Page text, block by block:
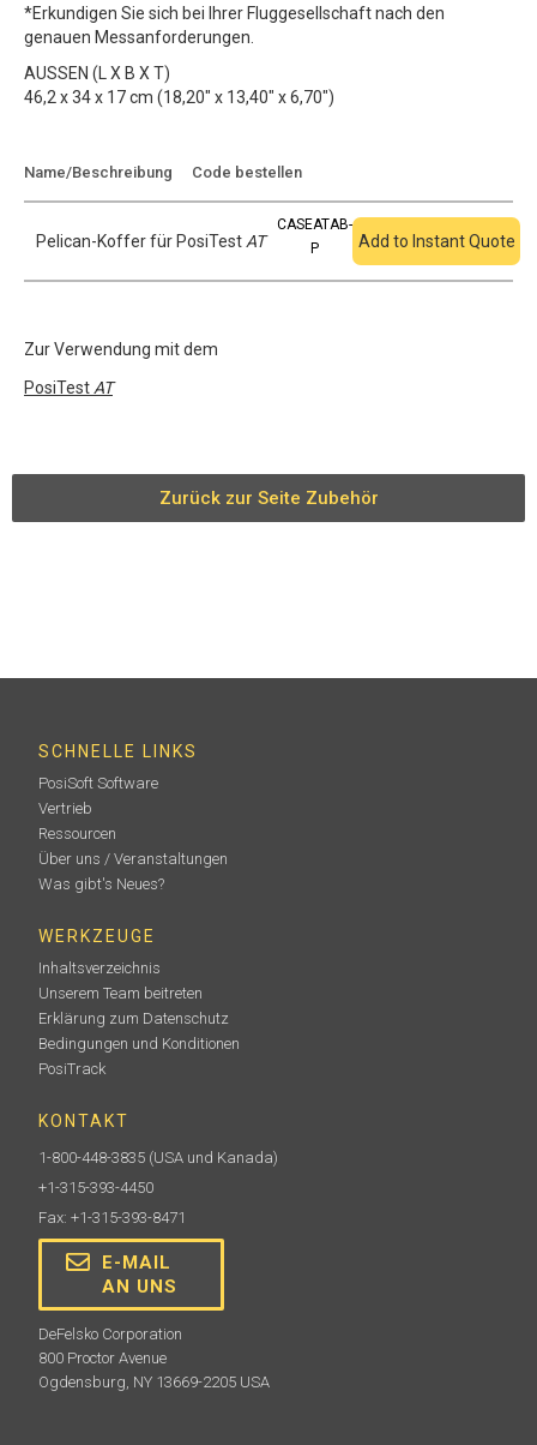
*Erkundigen Sie sich bei Ihrer Fluggesellschaft nach den
genauen Messanforderungen.
AUSSEN (L X B X T)
46,2 x 34 x 17 cm (18,20" x 13,40" x 6,70")
Name/Beschreibung Code bestellen
Pelican-Koffer für PosiTestAT
CASEATAB-
P
Add to Instant Quote
Zur Verwendung mit dem
PosiTestAT
Zurück zur Seite Zubehör
SCHNELLE LINKS
PosiSoft Software
Vertrieb
Ressourcen
Über uns / Veranstaltungen
Was gibt's Neues?
WERKZEUGE
Inhaltsverzeichnis
Unserem Team beitreten
Erklärung zum Datenschutz
Bedingungen und Konditionen
PosiTrack
KONTAKT
1-800-448-3835 (USA und Kanada)
+1-315-393-4450
Fax: +1-315-393-8471
E-MAIL
AN UNS
DeFelsko Corporation
800 Proctor Avenue
Ogdensburg, NY 13669-2205 USA